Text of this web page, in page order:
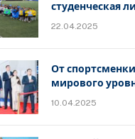
студенческая
22.04.2025
От
мирового
10.04.2025